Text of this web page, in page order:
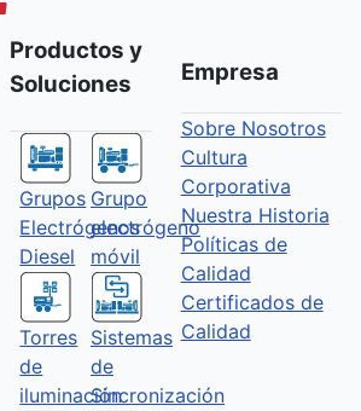
Productos y
Soluciones
Grupos
Electrógenos
Diesel
Grupo
electrógeno
móvil
Torres
de
iluminación
Sistemas
de
Sincronización
Empresa
Sobre Nosotros
Cultura
Corporativa
Nuestra Historia
Políticas de
Calidad
Certificados de
Calidad